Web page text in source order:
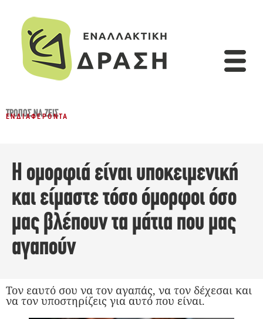
ΤΡΌΠΟΣ ΝΑ ΖΕΙΣ
ΕΝΔΙΑΦΈΡΟΝΤΑ
Η ομορφιά είναι υποκειμενική
και είμαστε τόσο όμορφοι όσο
μας βλέπουν τα μάτια που μας
αγαπούν
Τον εαυτό σου να τον αγαπάς, να τον δέχεσαι και
να τον υποστηρίζεις για αυτό που είναι.